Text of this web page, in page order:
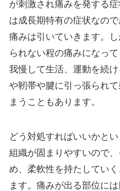
が刺激され痛みを発する
は成長期特有の症状なの
痛みは引いていきます。
られない程の痛みになっ
我慢して生活、運動を続
や靭帯や腱に引っ張られ
まうこともあります。
どう対処すればいいかと
組織が固まりやすいので
め、柔軟性を持たしてい
ます。痛みが出る部位に